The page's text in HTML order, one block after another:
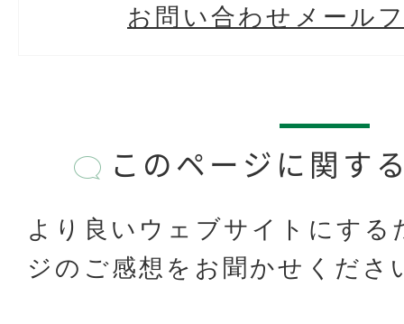
お問い合わせメール
このページに関す
より良いウェブサイトにする
ジのご感想をお聞かせくださ